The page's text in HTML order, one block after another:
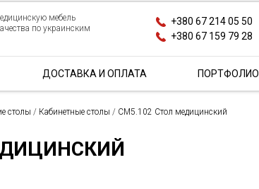
мебель
по украинским
+380 67 214 05 50
+380 67 159 79 28
ДОСТАВКА И ОПЛАТА ПОРТФОЛИО
столы / Кабинетные столы / СМ5.102 Стол медицинский